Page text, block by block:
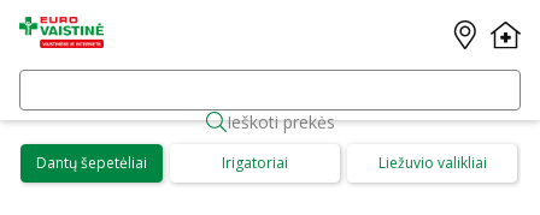
Ieškoti prekės
Dantų šepetėliai Irigatoriai Liežuvio valikliai